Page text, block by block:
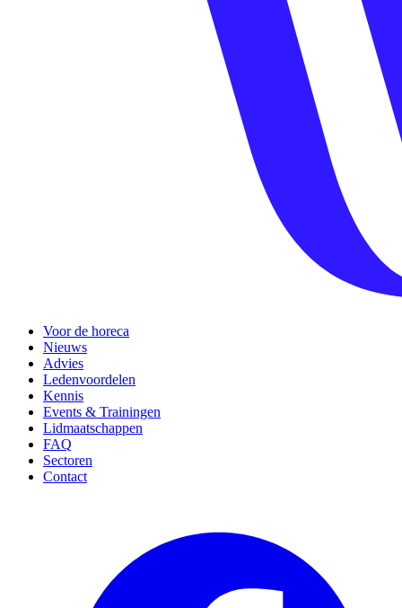
Voor de horeca
Nieuws
Advies
Ledenvoordelen
Kennis
Events & Trainingen
Lidmaatschappen
FAQ
Sectoren
Contact